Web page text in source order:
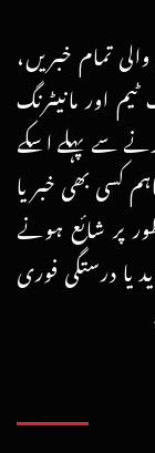
تمام خبریں،
اور مانیٹرنگ
سے پہلے اسکے
کسی بھی خبر یا
پر شائع ہونے
یا درستگی فوری